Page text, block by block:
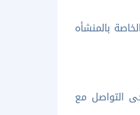
بالمنشأه
التواصل مع